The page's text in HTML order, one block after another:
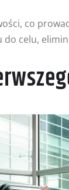
co
do celu,